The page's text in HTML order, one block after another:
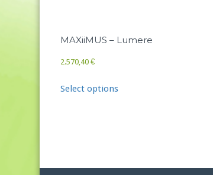
MAXiiMUS – Lumere
2.570,40 €
Select options